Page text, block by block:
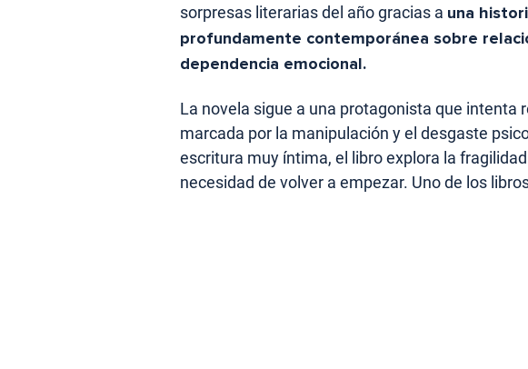
sorpresas literarias del año gracias a una
profundamente contemporánea sobre
dependencia emocional.
La novela sigue a una protagonista que intenta
marcada por la manipulación y el desgaste
escritura muy íntima, el libro explora la
necesidad de volver a empezar. Uno de los